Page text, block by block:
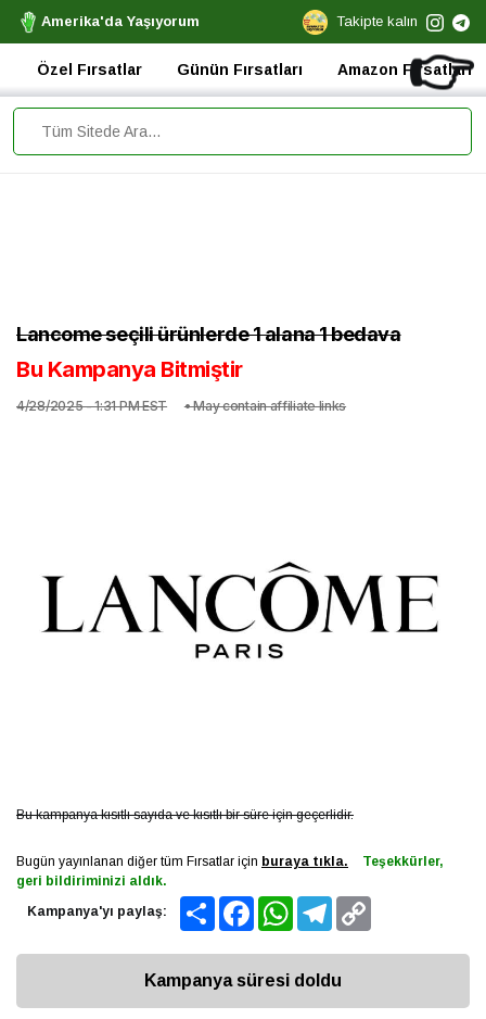
Amerika'da Yaşıyorum Takipte kalın
👉
Özel Fırsatlar Günün Fırsatları Amazon Fırsatları
Lancome seçili ürünlerde 1 alana 1 bedava
Bu Kampanya Bitmiştir
4/28/2025 - 1:31 PM EST • May contain affiliate links
Bu kampanya kısıtlı sayıda ve kısıtlı bir süre için geçerlidir.
Bugün yayınlanan diğer tüm Fırsatlar için buraya tıkla.
Teşekkürler,
geri bildiriminizi aldık.
Kampanya'yı paylaş:
Share FacebookWhatsAppTelegram